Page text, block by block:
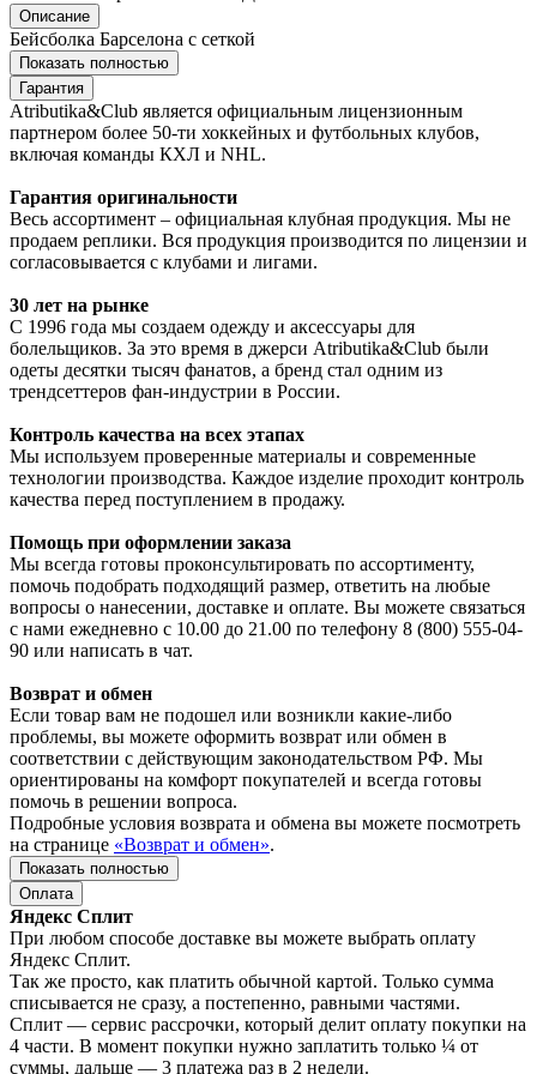
Описание
Бейсболка Барселона с сеткой
Показать полностью
Гарантия
Atributika&Club является официальным лицензионным
партнером более 50-ти хоккейных и футбольных клубов,
включая команды КХЛ и NHL.
Гарантия оригинальности
Весь ассортимент – официальная клубная продукция. Мы не
продаем реплики. Вся продукция производится по лицензии и
согласовывается с клубами и лигами.
30 лет на рынке
С 1996 года мы создаем одежду и аксессуары для
болельщиков. За это время в джерси Atributika&Club были
одеты десятки тысяч фанатов, а бренд стал одним из
трендсеттеров фан-индустрии в России.
Контроль качества на всех этапах
Мы используем проверенные материалы и современные
технологии производства. Каждое изделие проходит контроль
качества перед поступлением в продажу.
Помощь при оформлении заказа
Мы всегда готовы проконсультировать по ассортименту,
помочь подобрать подходящий размер, ответить на любые
вопросы о нанесении, доставке и оплате. Вы можете связаться
с нами ежедневно с 10.00 до 21.00 по телефону 8 (800) 555-04-
90 или написать в чат.
Возврат и обмен
Если товар вам не подошел или возникли какие-либо
проблемы, вы можете оформить возврат или обмен в
соответствии с действующим законодательством РФ. Мы
ориентированы на комфорт покупателей и всегда готовы
помочь в решении вопроса.
Подробные условия возврата и обмена вы можете посмотреть
на странице «Возврат и обмен».
Показать полностью
Оплата
Яндекс Сплит
При любом способе доставке вы можете выбрать оплату
Яндекс Сплит.
Так же просто, как платить обычной картой. Только сумма
списывается не сразу, а постепенно, равными частями.
Сплит — сервис рассрочки, который делит оплату покупки на
4 части. В момент покупки нужно заплатить только ¼ от
суммы, дальше — 3 платежа раз в 2 недели.